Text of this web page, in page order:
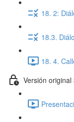
18. 2:
18.3.
18. 4.
Versión original